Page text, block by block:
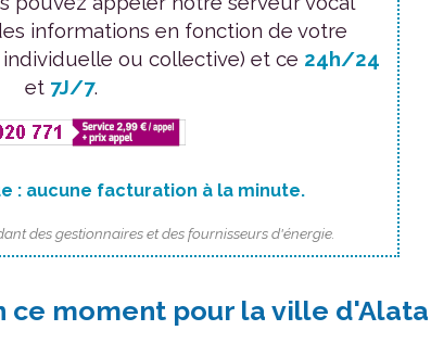
informations en fonction de votre
ou collective) et ce 24h/24
et 7J/7.
: aucune facturation à la minute.
des gestionnaires et des fournisseurs d'énergie.
ce moment pour la ville d'Alata